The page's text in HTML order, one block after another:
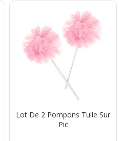
Lot De 2 Pompons Tulle Sur
Pic